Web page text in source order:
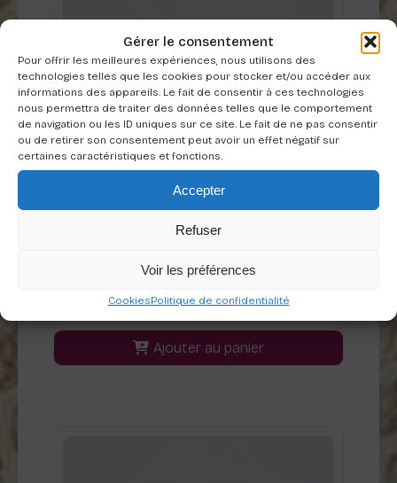
Gérer le consentement
Pour offrir les meilleures expériences, nous utilisons des
technologies telles que les cookies pour stocker et/ou accéder aux
informations des appareils. Le fait de consentir à ces technologies
nous permettra de traiter des données telles que le comportement
de navigation ou les ID uniques sur ce site. Le fait de ne pas consentir
ou de retirer son consentement peut avoir un effet négatif sur
certaines caractéristiques et fonctions.
Accepter
Refuser
Voir les préférences
CookiesPolitique de confidentialité
Douce libellule – medium
Ajouter au panier